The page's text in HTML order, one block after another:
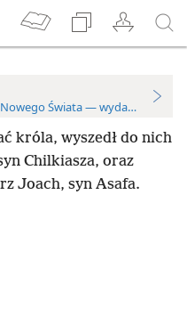
Nowego Świata — wydanie do
króla, wyszedł do nich
Chilkiasza, oraz
Joach, syn Asafa.